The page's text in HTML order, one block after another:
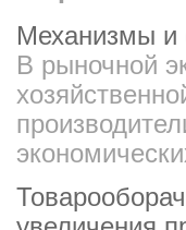
Механизмы и
В рыночной